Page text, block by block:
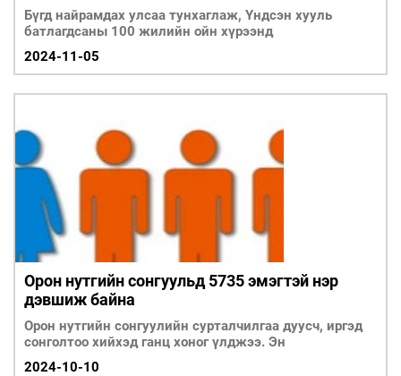
Бүгд найрамдах улсаа тунхаглаж, Үндсэн хууль
батлагдсаны 100 жилийн ойн хүрээнд
2024-11-05
Орон нутгийн сонгуульд 5735 эмэгтэй нэр
дэвшиж байна
Орон нутгийн сонгуулийн сурталчилгаа дуусч, иргэд
сонголтоо хийхэд ганц хоног үлджээ. Эн
2024-10-10